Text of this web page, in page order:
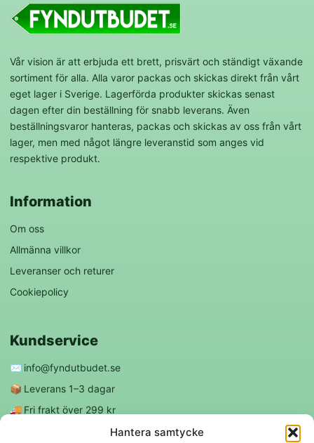
Hantera samtycke
Vår vision är att erbjuda ett brett, prisvärt och ständigt växande
sortiment för alla. Alla varor packas och skickas direkt från vårt
eget lager i Sverige. Lagerförda produkter skickas senast
dagen efter din beställning för snabb leverans. Även
beställningsvaror hanteras, packas och skickas av oss från vårt
lager, men med något längre leveranstid som anges vid
respektive produkt.
Information
Om oss
Allmänna villkor
Leveranser och returer
Cookiepolicy
Kundservice
✉️ info@fyndutbudet.se
📦 Leverans 1–3 dagar
🚚 Fri frakt över 299 kr